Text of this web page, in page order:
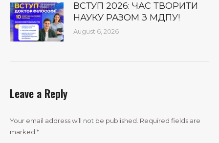
ВСТУП 2026: ЧАС ТВОРИТИ
НАУКУ РАЗОМ З МДПУ!
August 6, 2026
Leave a Reply
Your email address will not be published. Required fields are
marked *